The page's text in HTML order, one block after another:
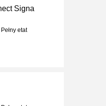
Signa
Pełny etat